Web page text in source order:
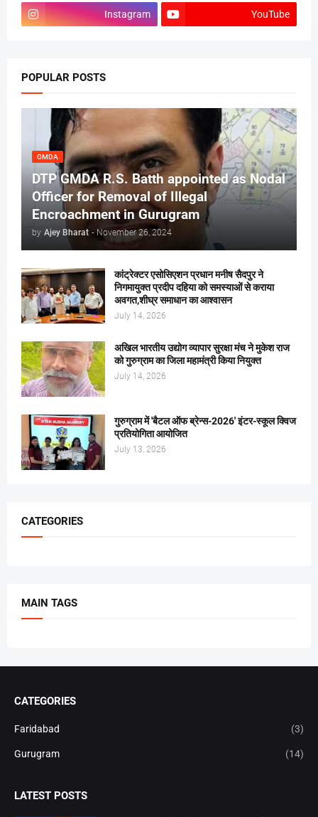
Instagram YouTube
POPULAR POSTS
GMDA
DTP GMDA R.S. Batth appointed as Nodal
Officer for Removal of Illegal
Encroachment in Gurugram
by Ajey Bharat - November 26, 2024
कांट्रेक्टर एसोसिएशन प्रधान मनीष सैदपुर ने
निगमायुक्त प्रदीप दहिया को समस्याओं से कराया
अवगत,शीघ्र समाधान का आश्वासन
July 14, 2026
अखिल भारतीय उद्योग व्यापार सुरक्षा मंच ने मुकेश राज
को गुरुग्राम का जिला महामंत्री किया नियुक्त
July 14, 2026
गुरुग्राम में 'बैटल ऑफ ब्रेन्स-2026' इंटर-स्कूल क्विज
प्रतियोगिता आयोजित
July 13, 2026
CATEGORIES
MAIN TAGS
CATEGORIES
Faridabad (3)
Gurugram (14)
LATEST POSTS